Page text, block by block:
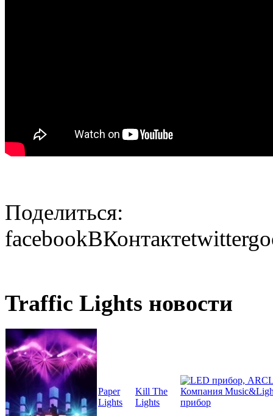
Поделиться:
facebookВКонтактеtwitter
Traffic Lights новости
Paper
Lights
Kill The
Lights
Компания
прибор